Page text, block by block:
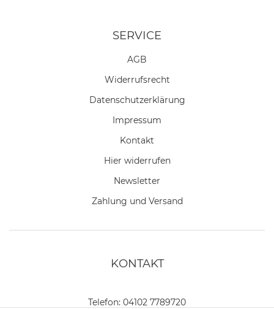
SERVICE
AGB
Widerrufs­recht
Daten­schutz­erklärung
Impressum
Kontakt
Hier widerrufen
Newsletter
Zahlung und Versand
KONTAKT
Telefon: 04102 7789720